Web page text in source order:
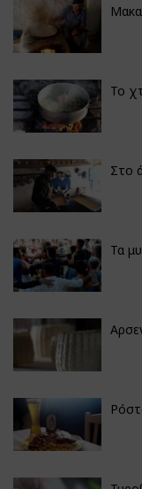
Το
Στο
Τα